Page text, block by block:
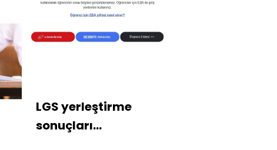
LGS yerleştirme
sonuçları